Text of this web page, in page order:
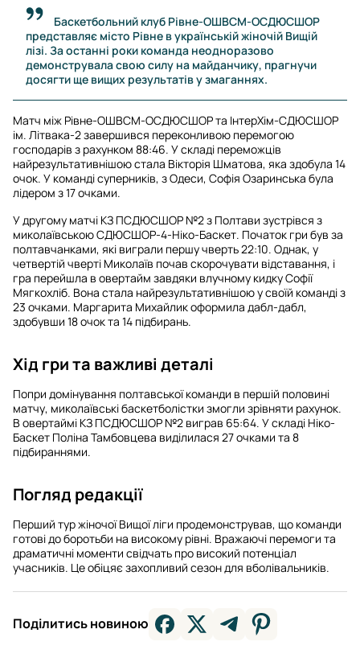
Баскетбольний клуб Рівне-ОШВСМ-ОСДЮСШОР
представляє місто Рівне в українській жіночій Вищій
лізі. За останні роки команда неодноразово
демонструвала свою силу на майданчику, прагнучи
досягти ще вищих результатів у змаганнях.
Матч між Рівне-ОШВСМ-ОСДЮСШОР та ІнтерХім-СДЮСШОР
ім. Літвака-2 завершився переконливою перемогою
господарів з рахунком 88:46. У складі переможців
найрезультативнішою стала Вікторія Шматова, яка здобула 14
очок. У команді суперників, з Одеси, Софія Озаринська була
лідером з 17 очками.
У другому матчі КЗ ПСДЮСШОР №2 з Полтави зустрівся з
миколаївською СДЮСШОР-4-Ніко-Баскет. Початок гри був за
полтавчанками, які виграли першу чверть 22:10. Однак, у
четвертій чверті Миколаїв почав скорочувати відставання, і
гра перейшла в овертайм завдяки влучному кидку Софії
Мягкохліб. Вона стала найрезультативнішою у своїй команді з
23 очками. Маргарита Михайлик оформила дабл-дабл,
здобувши 18 очок та 14 підбирань.
Хід гри та важливі деталі
Попри домінування полтавської команди в першій половині
матчу, миколаївські баскетболістки змогли зрівняти рахунок.
В овертаймі КЗ ПСДЮСШОР №2 виграв 65:64. У складі Ніко-
Баскет Поліна Тамбовцева виділилася 27 очками та 8
підбираннями.
Погляд редакції
Перший тур жіночої Вищої ліги продемонстрував, що команди
готові до боротьби на високому рівні. Вражаючі перемоги та
драматичні моменти свідчать про високий потенціал
учасників. Це обіцяє захопливий сезон для вболівальників.
Поділитись новиною